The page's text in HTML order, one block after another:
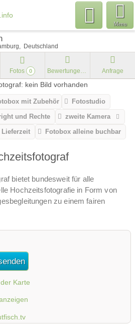
Menu
Deutschland
Fotos 0 Bewertungen Anfrage
mit Zubehör
Fotostudio
und Rechte
zweite Kamera
Lieferzeit Fotobox alleine buchbar
bietet bundesweit für alle
Hochzeitsfotografie in Form von
zu einem fairen
Karte